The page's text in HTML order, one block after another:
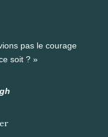
pas le courage
soit ? »